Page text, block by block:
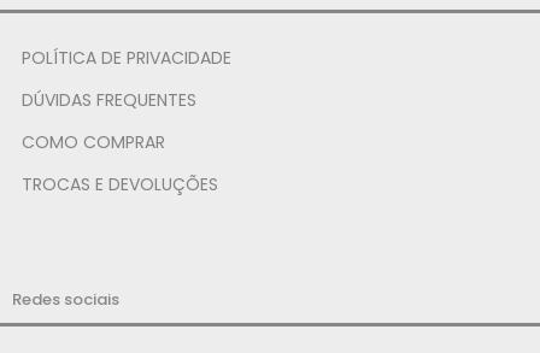
POLÍTICA DE PRIVACIDADE
DÚVIDAS FREQUENTES
COMO COMPRAR
TROCAS E DEVOLUÇÕES
Redes sociais